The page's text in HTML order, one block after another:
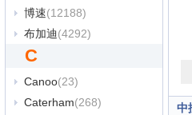
博速(12188)
布加迪(4292)
C
Canoo(23)
Caterham(268)
中